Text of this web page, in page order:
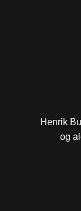
Henrik
og